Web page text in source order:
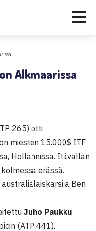
Alkmaarissa
265) otti
miesten 15.000$ ITF
Hollannissa. Itävallan
erässä.
Ben
Juho Paukku
(ATP 441).